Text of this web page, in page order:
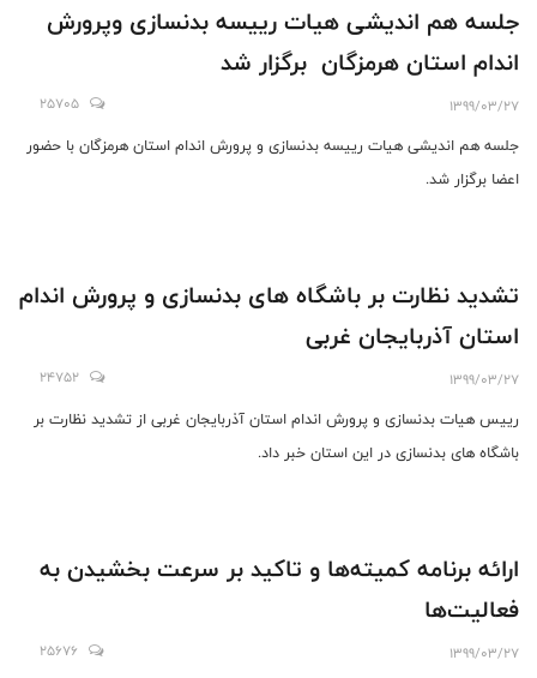
جلسه هم اندیشی هیات رییسه بدنسازی وپرورش
اندام استان هرمزگان برگزار شد
1399/03/27
25705
جلسه هم اندیشی هیات رییسه بدنسازی و پرورش اندام استان هرمزگان با حضور
اعضا برگزار شد.
تشدید نظارت بر باشگاه های بدنسازی و پرورش اندام
استان آذربایجان غربی
1399/03/27
24752
رییس هیات بدنسازی و پرورش اندام استان آذربایجان غربی از تشدید نظارت بر
باشگاه های بدنسازی در این استان خبر داد.
ارائه برنامه کمیته‌ها و تاکید بر سرعت بخشیدن به
فعالیت‌ها
1399/03/27
25676